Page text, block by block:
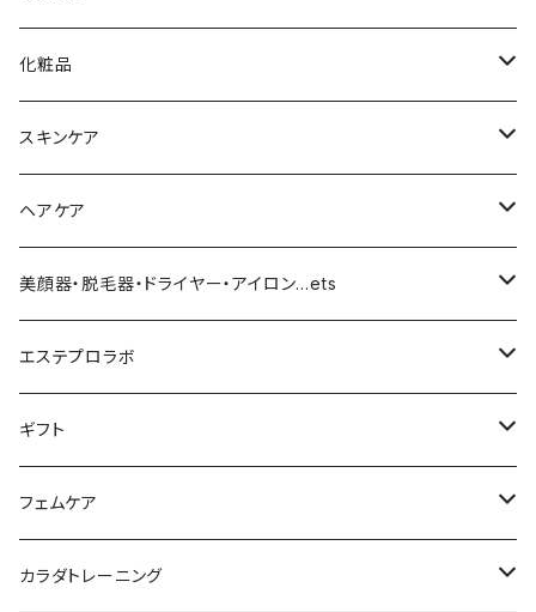
化粧品
化粧下地
ファンデーション／パウダー
クッションファンデーション
リキッドファンデ
マスカラ／眉毛／アイシャドー
リップ／チーク
アイライナー
日焼け止め
スキンケア
導入化粧水／化粧水
美容液／アイクリーム
クリーム・乳液
クレンジング／洗顔
パック
ボディ＆ハンドクリーム
ヘアケア
ヘアシャンプー／トリートメント
つるりんちょ
ヘアケア
スタイリング剤
育毛
コーム
美顔器・脱毛器・ドライヤー・アイロン…ets
MY TREX（マイトレックス）
KINUJO （絹女）
ヤーマン
ダイソン
エステプロラボ
ファスティング
サプリ・ハーブティー
ギフト
【ギフトチケット】お店で使える
母の日ギフト
【ギフトチケット】オンラインサイトで使える
フェムケア
洗う（フェミニンウォッシュ）
カラダトレーニング